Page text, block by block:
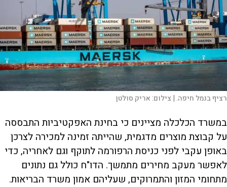
רציף בנמל חיפה. | צילום:אריק סולטן
במשרד הכלכלה מציינים כי בחינת האפקטיביות התבססה
על קבוצת מוצרים מדגמית, שהייתה זמינה למכירה לצרכן
באופן עקבי לפני כניסת הרפורמה לתוקף וגם לאחריה, כדי
לאפשר מעקב מחירים מתמשך. הדו"ח כולל גם נתונים
מתחומי המזון והתמרוקים, שעליהם אמון משרד הבריאות.